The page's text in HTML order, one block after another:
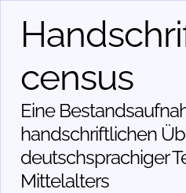
census
Eine
handschriftlichen
deutschsprachiger
Mittelalters